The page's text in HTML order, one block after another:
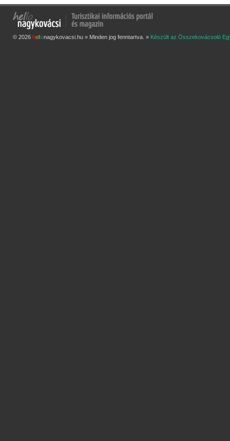
© 2026 he onagykovacsi.hu » Minden jog fenntartva. » Készült az Összekovácsoló